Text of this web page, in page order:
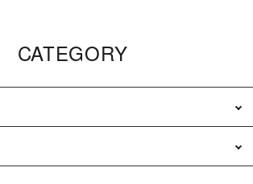
CATEGORY